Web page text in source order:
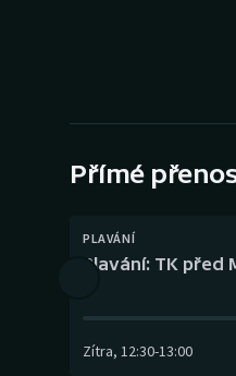
Přímé
PLAVÁNÍ
Plavání: TK před
Zítra, 12:30-13:00